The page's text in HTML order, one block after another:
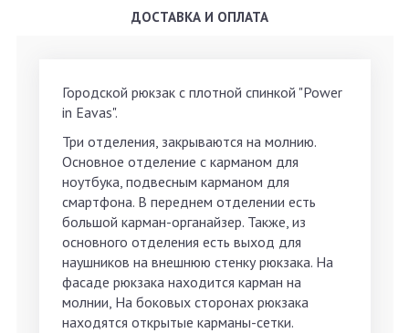
ДОСТАВКА И ОПЛАТА
Городской рюкзак с плотной спинкой "Power
in Eavas".
Три отделения, закрываются на молнию.
Основное отделение с карманом для
ноутбука, подвесным карманом для
смартфона. В переднем отделении есть
большой карман-органайзер. Также, из
основного отделения есть выход для
наушников на внешнюю стенку рюкзака. На
фасаде рюкзака находится карман на
молнии, На боковых сторонах рюкзака
находятся открытые карманы-сетки.